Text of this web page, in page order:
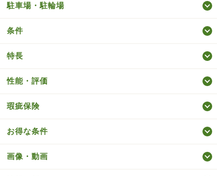
駐車場・駐輪場
条件
特長
性能・評価
瑕疵保険
お得な条件
画像・動画